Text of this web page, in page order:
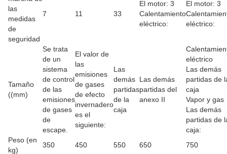
las
medidas
de
seguridad
7 11 33
El motor: 3
Calentamiento
eléctrico:
El motor: 3
eléctrico:
Tamaño
((mm)
Se trata
de un
sistema
de control
de las
emisiones
de gases
de
escape.
El valor de
las
emisiones
de gases
de efecto
invernadero
es el
siguiente:
Las
demás
partidas
de la
caja
Las demás
partidas del
anexo II
eléctrico
Las demás
partidas de
caja
Vapor y gas
Las demás
partidas de
caja:
Peso (en
kg)
350 450 550 650 750